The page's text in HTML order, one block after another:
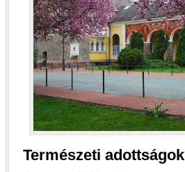
Természeti adottságok